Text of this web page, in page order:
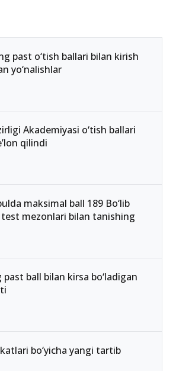
past o‘tish ballari bilan kirish
yo‘nalishlar
Akademiyasi o‘tish ballari
qilindi
maksimal ball 189 Bo‘lib
mezonlari bilan tanishing
past ball bilan kirsa bo‘ladigan
bo‘yicha yangi tartib